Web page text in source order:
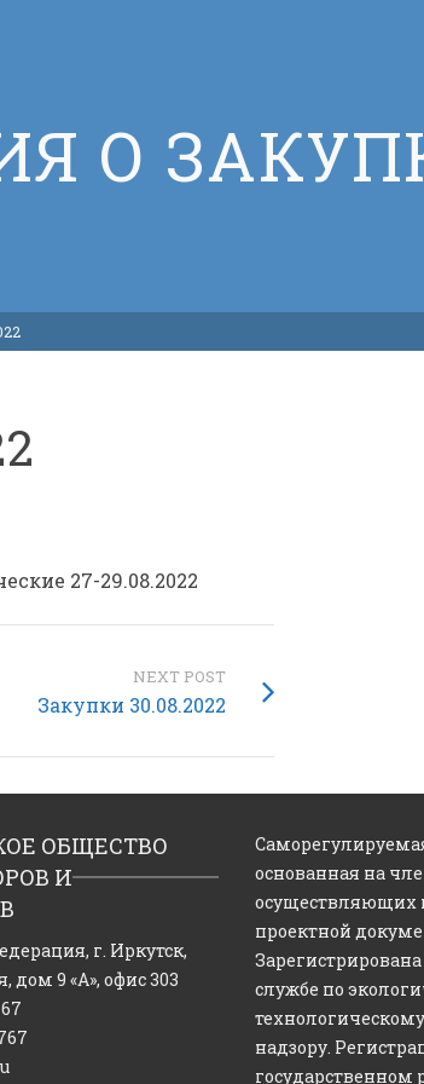
О
27-29.08.2022
NEXT POST
Закупки 30.08.2022
ОБЩЕСТВО
И
г. Иркутск,
дом 9 «А», офис 303
основанная на
осуществляющих
проектной
службе по
надзору.
государственном